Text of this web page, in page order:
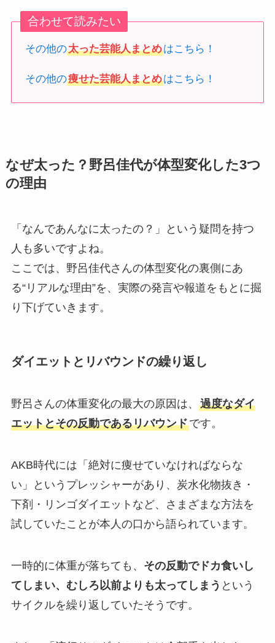
合わせて読みたい
その他の太った芸能人まとめはこちら！
その他の痩せた芸能人まとめはこちら！
なぜ太った？野呂佳代が体型変化した3つ
の理由
「なんであんなに太ったの？」という疑問を持つ
人も多いですよね。
ここでは、野呂佳代さんの体型変化の裏側にあ
る“リアルな理由”を、実際の発言や報道をもとに掘
り下げていきます。
ダイエットとリバウンドの繰り返し
野呂さんの体重変化の最大の原因は、 過度なダイ
エットとその反動であるリバウンドです。
AKB時代には「絶対に痩せていなければならな
い」というプレッシャーがあり、炭水化物抜き・
下剤・リンゴダイエットなど、さまざまな方法を
試していたことが本人の口から語られています。
一時的に体重が落ちても、 その反動でドカ食いし
てしまい、むしろ以前よりも太ってしまう という
サイクルを繰り返していたそうです。